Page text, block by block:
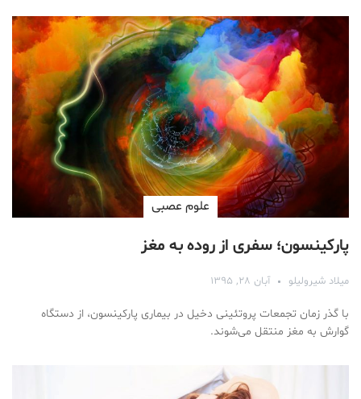
علوم عصبی
پارکینسون؛ سفری از روده به مغز
میلاد شیرولیلو آبان ۲۸, ۱۳۹۵
با گذر زمان تجمعات پروتئینی دخیل در بیماری پارکینسون، از دستگاه
گوارش به مغز منتقل می‌شوند.